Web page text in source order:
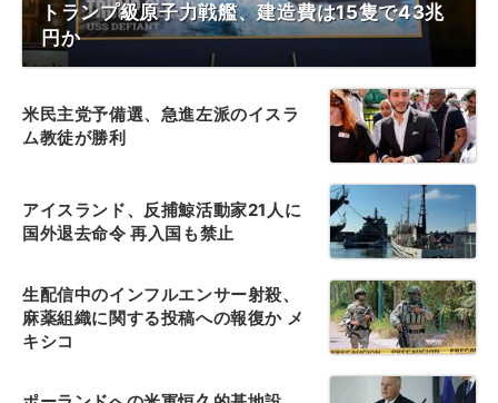
トランプ級原子力戦艦、建造費は15隻で43兆
円か
米民主党予備選、急進左派のイスラ
ム教徒が勝利
アイスランド、反捕鯨活動家21人に
国外退去命令 再入国も禁止
生配信中のインフルエンサー射殺、
麻薬組織に関する投稿への報復か メ
キシコ